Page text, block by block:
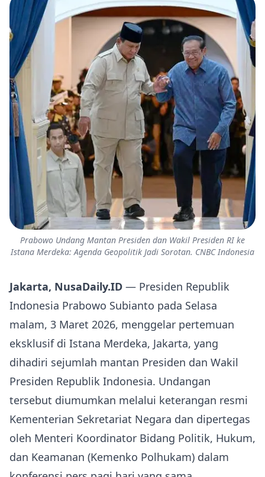
Prabowo Undang Mantan Presiden dan Wakil Presiden RI ke
Istana Merdeka: Agenda Geopolitik Jadi Sorotan. CNBC Indonesia
Jakarta, NusaDaily.ID — Presiden Republik
Indonesia Prabowo Subianto pada Selasa
malam, 3 Maret 2026, menggelar pertemuan
eksklusif di Istana Merdeka, Jakarta, yang
dihadiri sejumlah mantan Presiden dan Wakil
Presiden Republik Indonesia. Undangan
tersebut diumumkan melalui keterangan resmi
Kementerian Sekretariat Negara dan dipertegas
oleh Menteri Koordinator Bidang Politik, Hukum,
dan Keamanan (Kemenko Polhukam) dalam